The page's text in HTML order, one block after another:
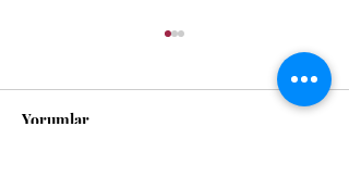
Yorumlar